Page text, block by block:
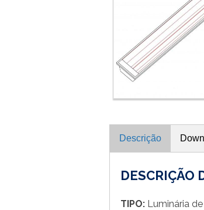
Descrição
DESCRIÇÃO
TIPO: Luminária